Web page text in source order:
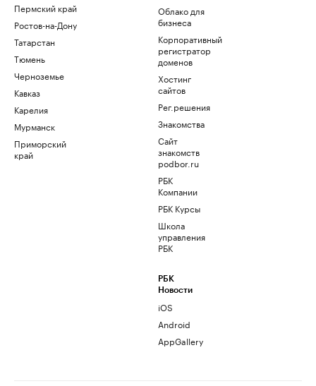
Пермский край
Ростов-на-Дону
Татарстан
Тюмень
Черноземье
Кавказ
Карелия
Мурманск
Приморский
край
Облако для
бизнеса
Корпоративный
регистратор
доменов
Хостинг
сайтов
Рег.решения
Знакомства
Сайт
знакомств
podbor.ru
РБК
Компании
РБК Курсы
Школа
управления
РБК
РБК
Новости
iOS
Android
AppGallery